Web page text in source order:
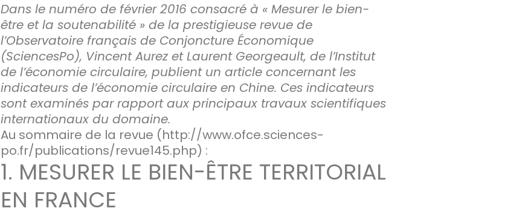
Dans le numéro de février 2016 consacré à « Mesurer le bien-
être et la soutenabilité » de la prestigieuse revue de
l’Observatoire français de Conjoncture Économique
(SciencesPo), Vincent Aurez et Laurent Georgeault, de l’Institut
de l’économie circulaire, publient un article concernant les
indicateurs de l’économie circulaire en Chine. Ces indicateurs
sont examinés par rapport aux principaux travaux scientifiques
internationaux du domaine.
Au sommaire de la revue (http://www.ofce.sciences-
po.fr/publications/revue145.php) :
1. MESURER LE BIEN-ÊTRE TERRITORIAL
EN FRANCE